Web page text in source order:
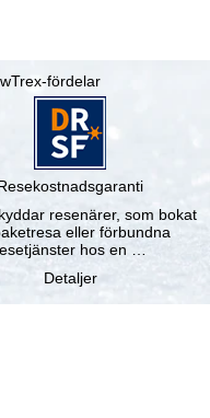
fördelar
resenärer, som bokat
eller förbundna
hos en …
Detaljer